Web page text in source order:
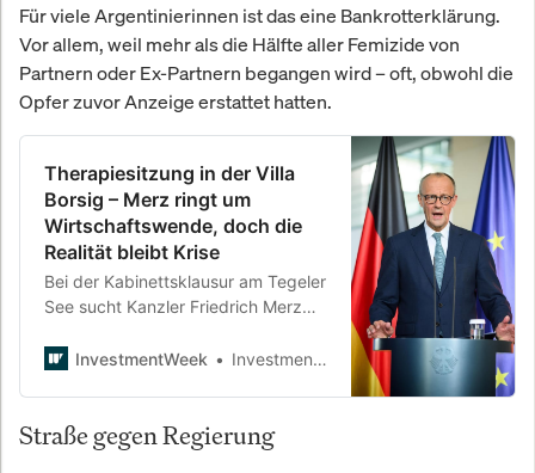
Für viele Argentinierinnen ist das eine Bankrotterklärung.
Vor allem, weil mehr als die Hälfte aller Femizide von
Partnern oder Ex-Partnern begangen wird – oft, obwohl die
Opfer zuvor Anzeige erstattet hatten.
Therapiesitzung in der Villa
Borsig – Merz ringt um
Wirtschaftswende, doch die
Realität bleibt Krise
Bei der Kabinettsklausur am Tegeler
See sucht Kanzler Friedrich Merz
wirtschaftliche Stagnation. Während
vor allem eines: Angst statt
Aufbruch.
InvestmentWeek InvestmentWeek
Straße gegen Regierung